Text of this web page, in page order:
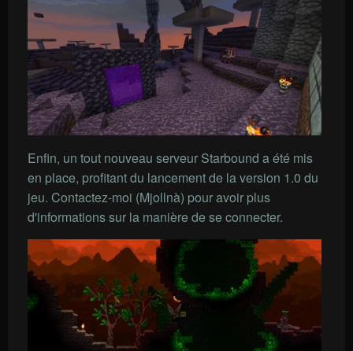
Enfin, un tout nouveau serveur Starbound a été mis
en place, profitant du lancement de la version 1.0 du
jeu. Contactez-moi (Mjollnà) pour avoir plus
d'informations sur la manière de se connecter.